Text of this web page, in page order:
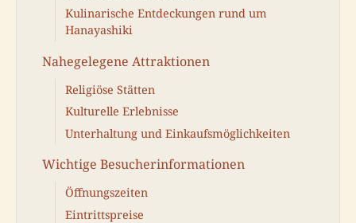
Kulinarische Entdeckungen rund um
Hanayashiki
Nahegelegene Attraktionen
Religiöse Stätten
Kulturelle Erlebnisse
Unterhaltung und Einkaufsmöglichkeiten
Wichtige Besucherinformationen
Öffnungszeiten
Eintrittspreise